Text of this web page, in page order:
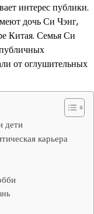
интерес публики.
дочь Си Чэнг,
Китая. Семья Си
от оглушительных
дети
карьера